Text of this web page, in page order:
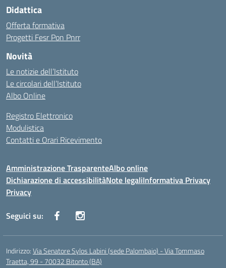
Didattica
Offerta formativa
Progetti Fesr Pon Pnrr
Novità
Le notizie dell’Istituto
Le circolari dell’Istituto
Albo Online
Registro Elettronico
Modulistica
Contatti e Orari Ricevimento
Amministrazione TrasparenteAlbo online
Dichiarazione di accessibilitàNote legaliInformativa Privacy
Privacy
Seguici su:
Indirizzo:Via Senatore Sylos Labini (sede Palombaio) - Via Tommaso
Traetta, 99 - 70032 Bitonto (BA)